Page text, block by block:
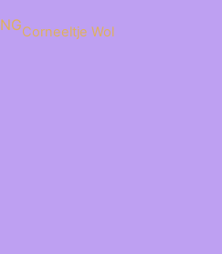
Corneeltje Wol